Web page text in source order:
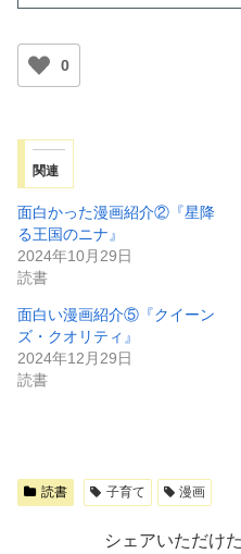
0
関連
面白かった漫画紹介②『星降
る王国のニナ』
2024年10月29日
読書
面白い漫画紹介⑤『クイーン
ズ・クオリティ』
2024年12月29日
読書
読書 子育て 漫画
シェアいただけ